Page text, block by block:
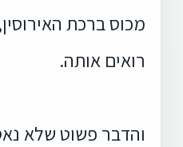
מכוס ברכת
רואים אותה.
והדבר פשוט שלא